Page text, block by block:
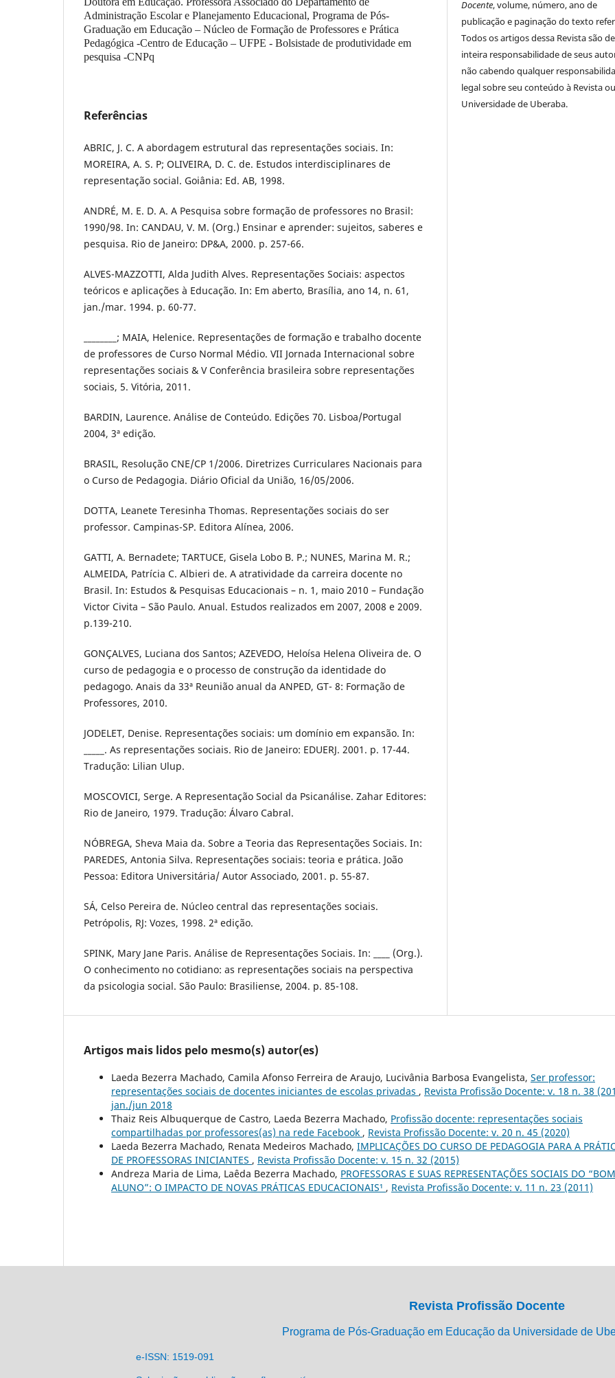
Administração Escolar e Planejamento Educacional, Programa de Pós-
Graduação em Educação – Núcleo de Formação de Professores e Prática
Pedagógica -Centro de Educação – UFPE - Bolsistade de produtividade em
pesquisa -CNPq
Referências
ABRIC, J. C. A abordagem estrutural das representações sociais. In:
MOREIRA, A. S. P; OLIVEIRA, D. C. de. Estudos interdisciplinares de
representação social. Goiânia: Ed. AB, 1998.
ANDRÉ, M. E. D. A. A Pesquisa sobre formação de professores no Brasil:
1990/98. In: CANDAU, V. M. (Org.) Ensinar e aprender: sujeitos, saberes e
pesquisa. Rio de Janeiro: DP&A, 2000. p. 257-66.
ALVES-MAZZOTTI, Alda Judith Alves. Representações Sociais: aspectos
teóricos e aplicações à Educação. In: Em aberto, Brasília, ano 14, n. 61,
jan./mar. 1994. p. 60-77.
________; MAIA, Helenice. Representações de formação e trabalho docente
de professores de Curso Normal Médio. VII Jornada Internacional sobre
representações sociais & V Conferência brasileira sobre representações
sociais, 5. Vitória, 2011.
BARDIN, Laurence. Análise de Conteúdo. Edições 70. Lisboa/Portugal
2004, 3ª edição.
BRASIL, Resolução CNE/CP 1/2006. Diretrizes Curriculares Nacionais para
o Curso de Pedagogia. Diário Oficial da União, 16/05/2006.
DOTTA, Leanete Teresinha Thomas. Representações sociais do ser
professor. Campinas-SP. Editora Alínea, 2006.
GATTI, A. Bernadete; TARTUCE, Gisela Lobo B. P.; NUNES, Marina M. R.;
ALMEIDA, Patrícia C. Albieri de. A atratividade da carreira docente no
Brasil. In: Estudos & Pesquisas Educacionais – n. 1, maio 2010 – Fundação
Victor Civita – São Paulo. Anual. Estudos realizados em 2007, 2008 e 2009.
p.139-210.
GONÇALVES, Luciana dos Santos; AZEVEDO, Heloísa Helena Oliveira de. O
curso de pedagogia e o processo de construção da identidade do
pedagogo. Anais da 33ª Reunião anual da ANPED, GT- 8: Formação de
Professores, 2010.
JODELET, Denise. Representações sociais: um domínio em expansão. In:
_____. As representações sociais. Rio de Janeiro: EDUERJ. 2001. p. 17-44.
Tradução: Lilian Ulup.
MOSCOVICI, Serge. A Representação Social da Psicanálise. Zahar Editores:
Rio de Janeiro, 1979. Tradução: Álvaro Cabral.
NÓBREGA, Sheva Maia da. Sobre a Teoria das Representações Sociais. In:
PAREDES, Antonia Silva. Representações sociais: teoria e prática. João
Pessoa: Editora Universitária/ Autor Associado, 2001. p. 55-87.
SÁ, Celso Pereira de. Núcleo central das representações sociais.
Petrópolis, RJ: Vozes, 1998. 2ª edição.
SPINK, Mary Jane Paris. Análise de Representações Sociais. In: ____ (Org.).
O conhecimento no cotidiano: as representações sociais na perspectiva
da psicologia social. São Paulo: Brasiliense, 2004. p. 85-108.
Docente, volume, número, ano de
publicação e paginação do texto
Todos os artigos dessa Revista são de
inteira responsabilidade de seus
não cabendo qualquer
legal sobre seu conteúdo à Revista
Universidade de Uberaba.
Artigos mais lidos pelo mesmo(s) autor(es)
Laeda Bezerra Machado, Camila Afonso Ferreira de Araujo, Lucivânia Barbosa Evangelista, Ser professor:
representações sociais de docentes iniciantes de escolas privadas , Revista Profissão Docente: v. 18 n. 38
jan./jun 2018
Thaiz Reis Albuquerque de Castro, Laeda Bezerra Machado, Profissão docente: representações sociais
compartilhadas por professores(as) na rede Facebook , Revista Profissão Docente: v. 20 n. 45 (2020)
Laeda Bezerra Machado, Renata Medeiros Machado, IMPLICAÇÕES DO CURSO DE PEDAGOGIA PARA A
DE PROFESSORAS INICIANTES , Revista Profissão Docente: v. 15 n. 32 (2015)
Andreza Maria de Lima, Laêda Bezerra Machado, PROFESSORAS E SUAS REPRESENTAÇÕES SOCIAIS DO “BOM
ALUNO”: O IMPACTO DE NOVAS PRÁTICAS EDUCACIONAIS¹ , Revista Profissão Docente: v. 11 n. 23 (2011)
Revista Profissão Docente
Programa de Pós-Graduação em Educação da Universidade de
e-ISSN: 1519-091